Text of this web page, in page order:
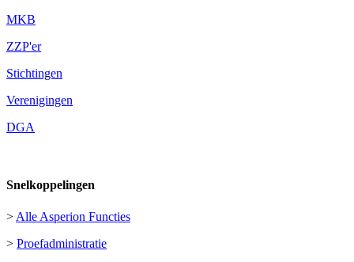
MKB
ZZP'er
Stichtingen
Verenigingen
DGA
Snelkoppelingen
> Alle Asperion Functies
> Proefadministratie